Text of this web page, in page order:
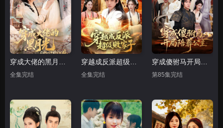
穿成大佬的黑月光，在种田文里稳定发疯
全集完结
穿越成反派超级败家子
全集完结
穿成傻驸马开局陪葬公主
第85集完结